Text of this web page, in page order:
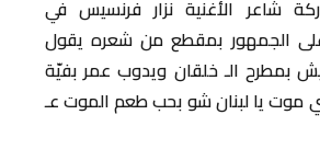
شاعر الأغنية نزار فرنسيس في
الجمهور بمقطع من شعره يقول
بمطرح الـ خلقان ويدوب عمر بفيّة
موت يا لبنان شو بحب طعم الموت عـ